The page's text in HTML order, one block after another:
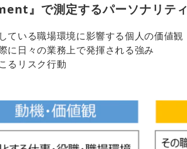
』で測定するパーソナリティ
ている職場環境に影響する個人の価値観
に日々の業務上で発揮される強み
るリスク行動